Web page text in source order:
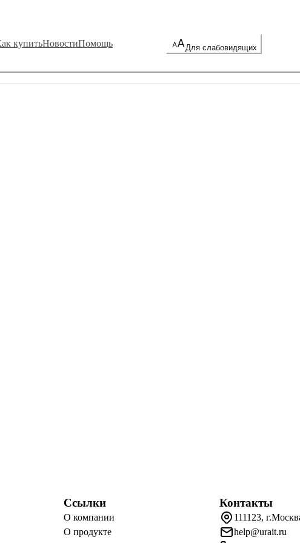
купитьНовостиПомощь Для слабовидящих
Ссылки
О компании
О продукте
Контакты
111123,
help@urait.ru